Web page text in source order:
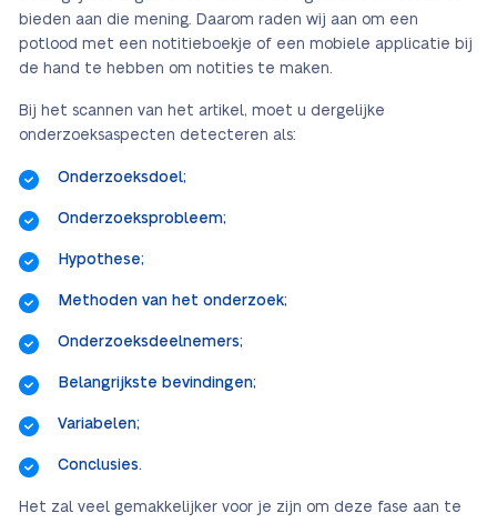
bieden aan die mening. Daarom raden wij aan om een
potlood met een notitieboekje of een mobiele applicatie bij
de hand te hebben om notities te maken.
Bij het scannen van het artikel, moet u dergelijke
onderzoeksaspecten detecteren als:
Onderzoeksdoel;
Onderzoeksprobleem;
Hypothese;
Methoden van het onderzoek;
Onderzoeksdeelnemers;
Belangrijkste bevindingen;
Variabelen;
Conclusies.
Het zal veel gemakkelijker voor je zijn om deze fase aan te